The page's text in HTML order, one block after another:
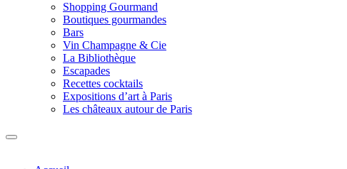
Shopping Gourmand
Boutiques gourmandes
Bars
Vin Champagne & Cie
La Bibliothèque
Escapades
Recettes cocktails
Expositions d’art à Paris
Les châteaux autour de Paris